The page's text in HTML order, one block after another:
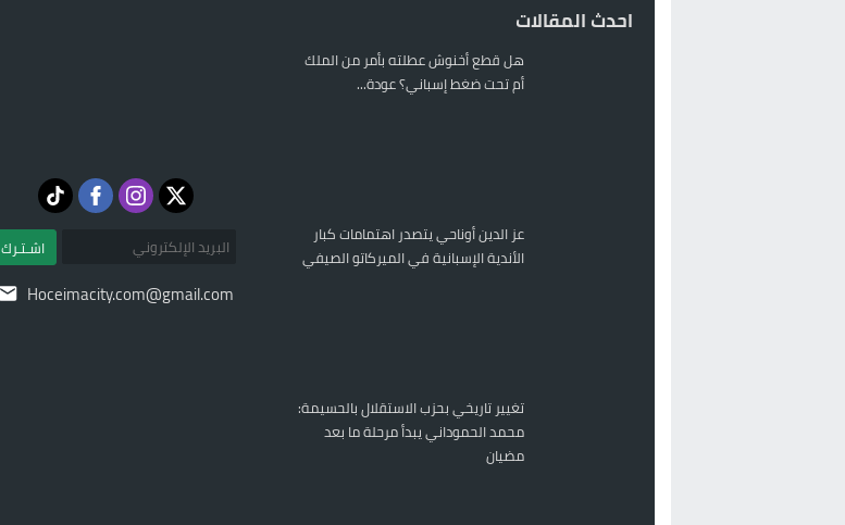
احدث المقالات
هل قطع أخنوش عطلته بأمر من الملك
أم تحت ضغط إسباني؟ عودة...
عز الدين أوناحي يتصدر اهتمامات كبار
الأندية الإسبانية في الميركاتو الصيفي
تغيير تاريخي بحزب الاستقلال بالحسيمة:
محمد الحموداني يبدأ مرحلة ما بعد
مضيان
اشـتـرك
Hoceimacity.com@gmail.com